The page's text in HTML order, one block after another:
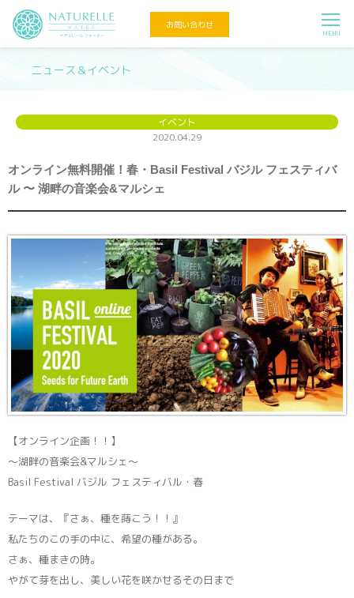
お問い合わせ
MENU
ニュース＆イベント
イベント
2020.04.29
オンライン無料開催！春・Basil Festival バジル フェスティバ
ル 〜 湖畔の音楽会&マルシェ
【オンライン企画！！】
〜湖畔の音楽会&マルシェ〜
Basil Festival バジル フェスティバル・春
テーマは、『さぁ、種を蒔こう！！』
私たちのこの手の中に、希望の種がある。
さぁ、種まきの時。
やがて芽を出し、美しい花を咲かせるその日まで